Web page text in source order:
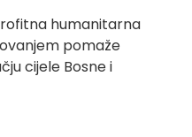
humanitarna
pomaže
cijele Bosne i